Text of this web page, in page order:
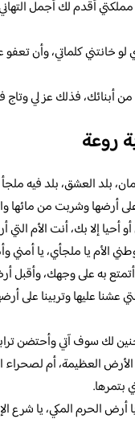
أقدم لك أجمل
خانتني كلماتي، وأن
أبنائك، فذلك عز لي وتاج
روعة
بلد العشق، بلد فيه
أرضها وشربت من مائها
أحيا إلا بك، أنت الأم
الأم يا ملجأي، يا أمني
به على وجهك، وأقبل
عشنا عليها وتربينا على
لك سوف آتي وأحتضن
العظيمة، أم لصحراء
بتمرها.
الحرم المكي، يا شرع